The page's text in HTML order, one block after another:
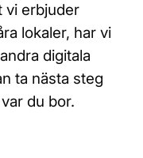
vi erbjuder
lokaler, har vi
digitala
ta nästa steg
du bor.